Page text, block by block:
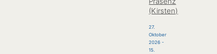
(Kirsten)
27.
Oktober
2026 -
15.